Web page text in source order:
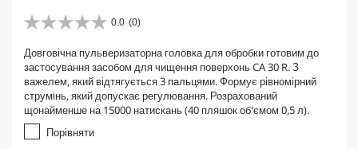
r
e
n
t
p
r
0.0 (0)
0
0
з
5
з
і
о
Довговічна пульверизаторна головка для обробки готовим до
застосування засобом для чищення поверхонь CA 30 R. З
важелем, який відтягується 3 пальцями. Формує рівномірний
струмінь, який допускає регулювання. Розрахований
щонайменше на 15000 натискань (40 пляшок об'ємом 0,5 л).
Порівняти